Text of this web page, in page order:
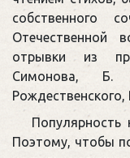
собственного
Отечественной
отрывки из
Симонова, Б.
Рождественского,
Поэтому, чтобы